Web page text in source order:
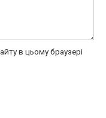
в цьому браузері